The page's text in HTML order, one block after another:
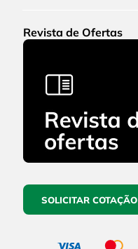
Revista de Ofertas
SOLICITAR COTAÇÃO